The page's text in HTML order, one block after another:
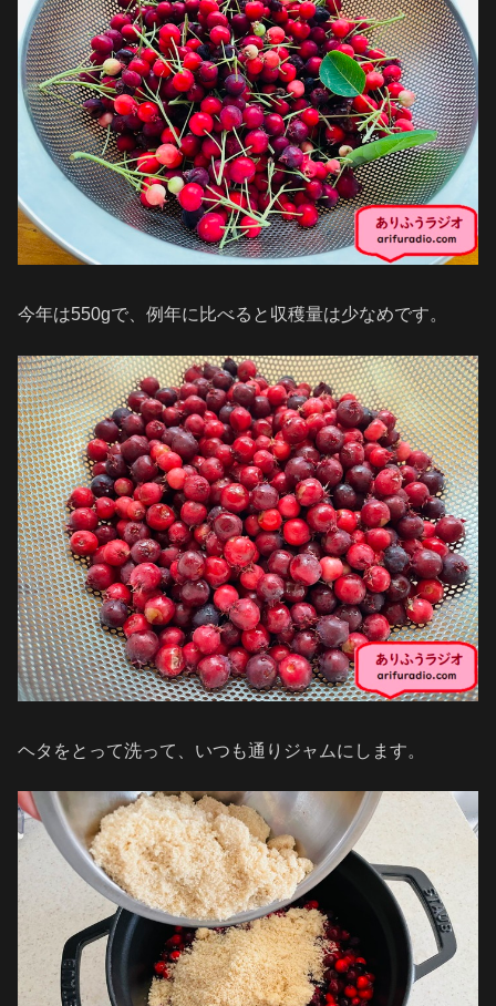
今年は550gで、例年に比べると収穫量は少なめです。
ヘタをとって洗って、いつも通りジャムにします。